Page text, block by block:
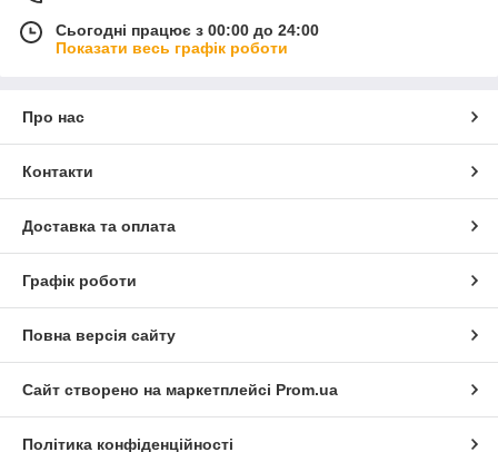
Сьогодні працює з 00:00 до 24:00
Показати весь графік роботи
Про нас
Контакти
Доставка та оплата
Графік роботи
Повна версія сайту
Сайт створено на маркетплейсі Prom.ua
Політика конфіденційності